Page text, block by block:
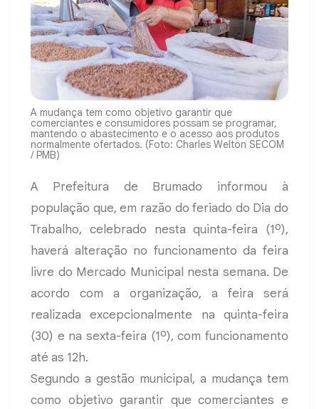
A mudança tem como objetivo garantir que
comerciantes e consumidores possam se programar,
mantendo o abastecimento e o acesso aos produtos
normalmente ofertados. (Foto: Charles Welton SECOM
/ PMB)
A Prefeitura de Brumado informou à
população que, em razão do feriado do Dia do
Trabalho, celebrado nesta quinta-feira (1º),
haverá alteração no funcionamento da feira
livre do Mercado Municipal nesta semana. De
acordo com a organização, a feira será
realizada excepcionalmente na quinta-feira
(30) e na sexta-feira (1º), com funcionamento
até as 12h.
Segundo a gestão municipal, a mudança tem
como objetivo garantir que comerciantes e